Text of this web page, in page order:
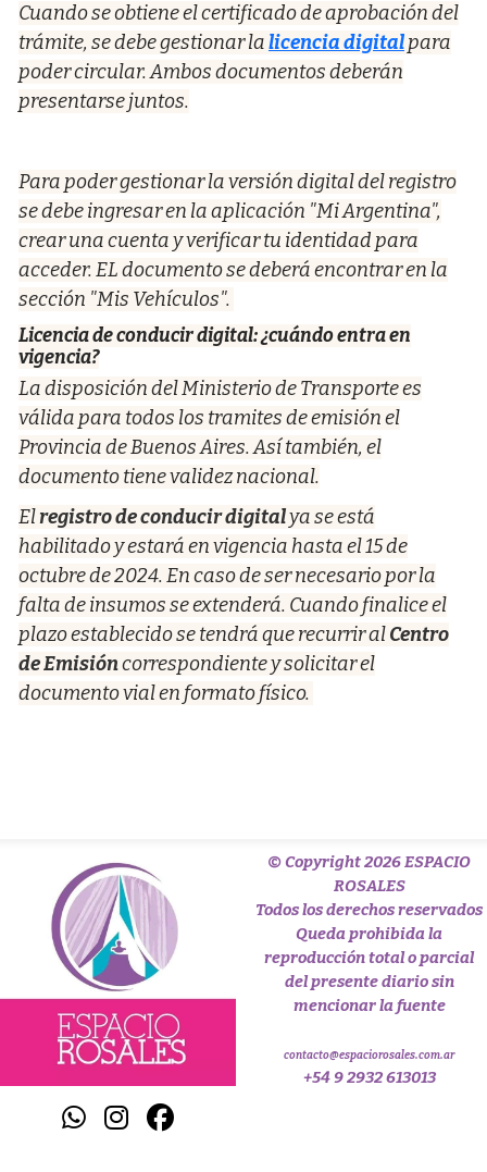
Cuando se obtiene el certificado de aprobación del
trámite, se debe gestionar lalicencia digitalpara
poder circular. Ambos documentos deberán
presentarse juntos.
Para poder gestionar la versión digital del registro
se debe ingresar en la aplicación "Mi Argentina",
crear una cuenta y verificar tu identidad para
acceder. EL documento se deberá encontrar en la
sección "Mis Vehículos".
Licencia de conducir digital: ¿cuándo entra en
vigencia?
La disposición del Ministerio de Transporte es
válida para todos los tramites de emisión el
Provincia de Buenos Aires. Así también, el
documento tiene validez nacional.
Elregistro de conducir digitalya se está
habilitado y estará en vigencia hasta el 15 de
octubre de 2024. En caso de ser necesario por la
falta de insumos se extenderá. Cuando finalice el
plazo establecido se tendrá que recurrir alCentro
de Emisióncorrespondiente y solicitar el
documento vial en formato físico.
© Copyright 2026 ESPACIO
ROSALES
Todos los derechos reservados
Queda prohibida la
reproducción total o parcial
del presente diario sin
mencionar la fuente
contacto@espaciorosales.com.ar
+54 9 2932 613013